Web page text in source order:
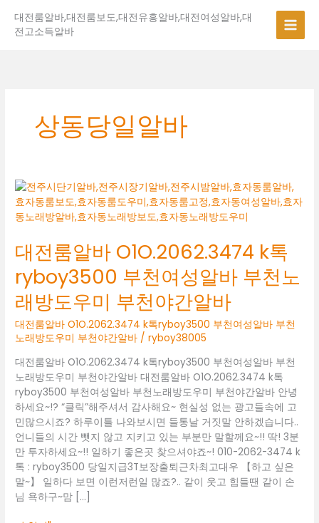
대전룸알바,대전룸보도,대전유흥알바,대전여성알바,대
전고소득알바
상동당일알바
대전룸알바 O1O.2062.3474 k톡
ryboy3500 부천여성알바 부천노
래방도우미 부천야간알바
대전룸알바 O1O.2062.3474 k톡ryboy3500 부천여성알바 부천
노래방도우미 부천야간알바 /ryboy38005
대전룸알바 O1O.2062.3474 k톡ryboy3500 부천여성알바 부천
노래방도우미 부천야간알바 대전룸알바 O1O.2062.3474 k톡
ryboy3500 부천여성알바 부천노래방도우미 부천야간알바 안녕
하세요~!? “클릭”해주셔서 감사해요~ 현실성 없는 광고들속에 고
민많으시죠? 하루이틀 나와보시면 들통날 거짓말 안하겠습니다..
언니들의 시간 뺏지 않고 지키고 있는 부분만 말할께요~!! 딱! 3분
만 투자하세요~!! 일하기 좋은곳 찾으셔야죠~! 010-2062-3474 k
톡 : ryboy3500 당일지급3T보장출퇴근차최고대우 【하고 싶은
말~】 일하다 보면 이런저런일 많죠?.. 같이 웃고 힘들땐 같이 손
님 욕하구~맘 […]
대
전
룸
바
O1O.2062.3474
k
톡
ryboy3500
부
천
성
알
바
부
천
노
래
방
도
우